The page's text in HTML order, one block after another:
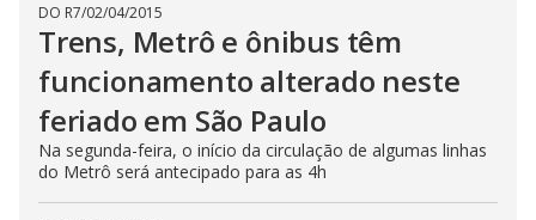
DO R7/02/04/2015
Trens, Metrô e ônibus têm
funcionamento alterado neste
feriado em São Paulo
Na segunda-feira, o início da circulação de algumas linhas
do Metrô será antecipado para as 4h